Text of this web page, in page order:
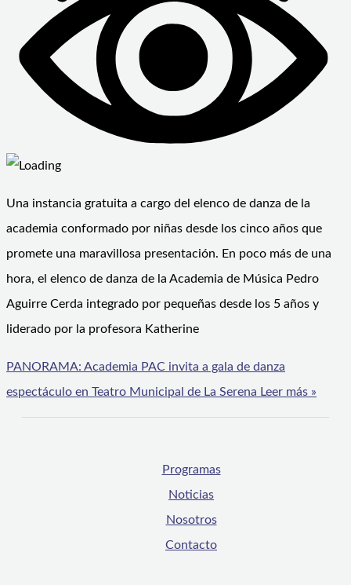
Una instancia gratuita a cargo del elenco de danza de la
academia conformado por niñas desde los cinco años que
promete una maravillosa presentación. En poco más de una
hora, el elenco de danza de la Academia de Música Pedro
Aguirre Cerda integrado por pequeñas desde los 5 años y
liderado por la profesora Katherine
PANORAMA: Academia PAC invita a gala de danza
espectáculo en Teatro Municipal de La Serena Leer más »
Programas
Noticias
Nosotros
Contacto